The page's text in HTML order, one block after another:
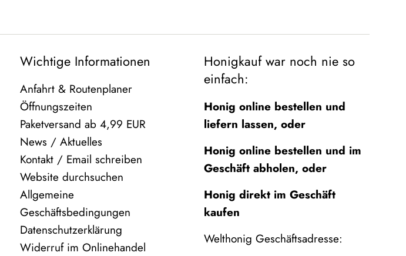
Wichtige Informationen
Anfahrt & Routenplaner
Öffnungszeiten
Paketversand ab 4,99 EUR
News / Aktuelles
Kontakt / Email schreiben
Website durchsuchen
Allgemeine
Geschäftsbedingungen
Datenschutzerklärung
Widerruf im Onlinehandel
Honigkauf war noch nie so
einfach:
Honig online bestellen und
liefern lassen, oder
Honig online bestellen und im
Geschäft abholen, oder
Honig direkt im Geschäft
kaufen
Welthonig Geschäftsadresse: